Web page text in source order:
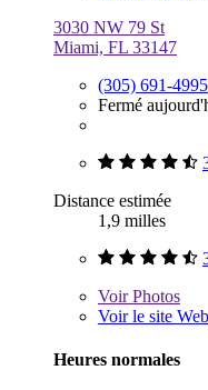
3030 NW 79 St
Miami, FL 33147
(305) 691-4995
Fermé
Distance estimée
1,9 milles
VoirPhotos
Voir le site Web
Heures normales